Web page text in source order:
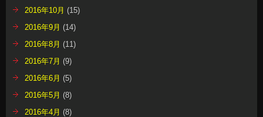
2016年10月 (15)
2016年9月 (14)
2016年8月 (11)
2016年7月 (9)
2016年6月 (5)
2016年5月 (8)
2016年4月 (8)